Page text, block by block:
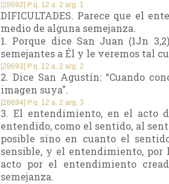
[28692] Iª q. 12 a. 2 arg. 1
DIFICULTADES. Parece que el
medio de alguna semejanza.
1. Porque dice San Juan (1Jn
semejantes a Él y le veremos tal
[28693] Iª q. 12 a. 2 arg. 2
2. Dice San Agustín: “Cuando
imagen suya".
[28694] Iª q. 12 a. 2 arg. 3
3. El entendimiento, en el acto
entendido, como el sentido, al
posible sino en cuanto el
sensible, y el entendimiento,
acto por el entendimiento
semejanza.